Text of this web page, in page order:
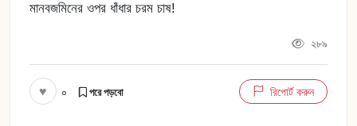
মানবজমিনের ওপর ধাঁধার চরম চাষ!
২৮৯
♥ ০ পরে পড়বো রিপোর্ট করুন